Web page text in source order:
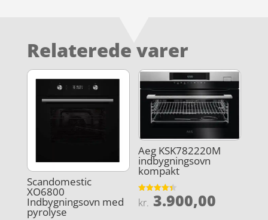
Relaterede varer
Scandomestic
XO6800
Indbygningsovn med
pyrolyse
Aeg KSK782220M
indbygningsovn
kompakt
Vurderet
4.4
kr. 3.900,00